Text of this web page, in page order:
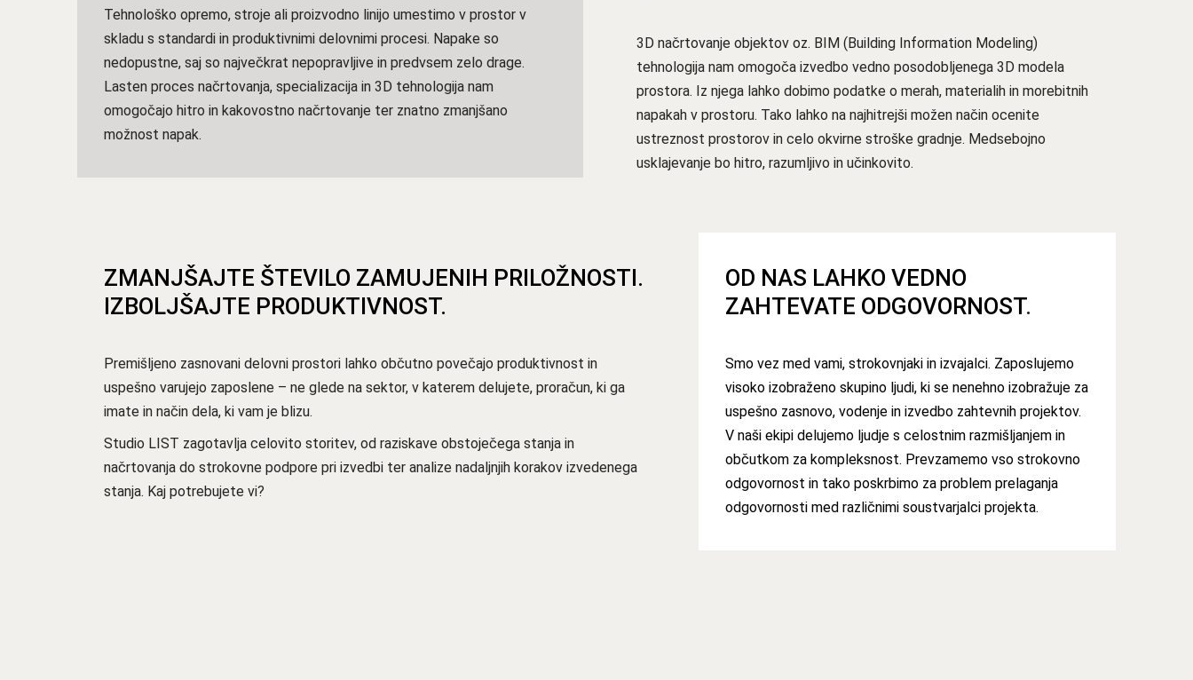
Tehnološko opremo, stroje ali proizvodno linijo umestimo v prostor v
skladu s standardi in produktivnimi delovnimi procesi. Napake so
nedopustne, saj so največkrat nepopravljive in predvsem zelo drage.
Lasten proces načrtovanja, specializacija in 3D tehnologija nam
omogočajo hitro in kakovostno načrtovanje ter znatno zmanjšano
možnost napak.
3D načrtovanje objektov oz. BIM (Building Information Modeling)
tehnologija nam omogoča izvedbo vedno posodobljenega 3D modela
prostora. Iz njega lahko dobimo podatke o merah, materialih in morebitnih
napakah v prostoru. Tako lahko na najhitrejši možen način ocenite
ustreznost prostorov in celo okvirne stroške gradnje. Medsebojno
usklajevanje bo hitro, razumljivo in učinkovito.
ZMANJŠAJTE ŠTEVILO ZAMUJENIH PRILOŽNOSTI.
IZBOLJŠAJTE PRODUKTIVNOST.
Premišljeno zasnovani delovni prostori lahko občutno povečajo produktivnost in
uspešno varujejo zaposlene – ne glede na sektor, v katerem delujete, proračun, ki ga
imate in način dela, ki vam je blizu.
Studio LIST zagotavlja celovito storitev, od raziskave obstoječega stanja in
načrtovanja do strokovne podpore pri izvedbi ter analize nadaljnjih korakov izvedenega
stanja. Kaj potrebujete vi?
OD NAS LAHKO VEDNO
ZAHTEVATE ODGOVORNOST.
Smo vez med vami, strokovnjaki in izvajalci. Zaposlujemo
visoko izobraženo skupino ljudi, ki se nenehno izobražuje za
uspešno zasnovo, vodenje in izvedbo zahtevnih projektov.
V naši ekipi delujemo ljudje s celostnim razmišljanjem in
občutkom za kompleksnost. Prevzamemo vso strokovno
odgovornost in tako poskrbimo za problem prelaganja
odgovornosti med različnimi soustvarjalci projekta.